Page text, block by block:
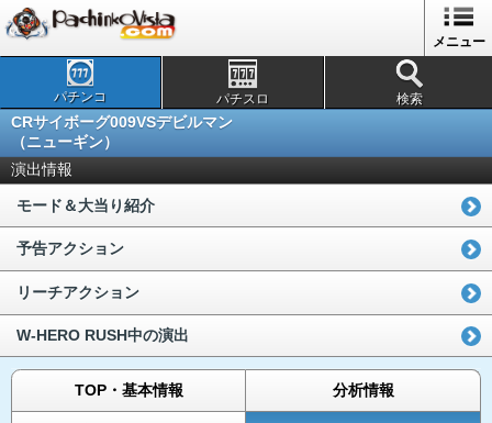
メニュー
パチンコ パチスロ 検索
CRサイボーグ009VSデビルマン
（ニューギン）
演出情報
モード＆大当り紹介
予告アクション
リーチアクション
W-HERO RUSH中の演出
TOP・基本情報 分析情報